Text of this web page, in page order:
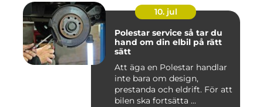
10. jul
Polestar service så tar du
hand om din elbil på rätt
sätt
Att äga en Polestar handlar
inte bara om design,
prestanda och eldrift. För att
bilen ska fortsätta ...